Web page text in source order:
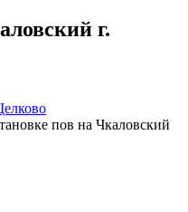
г.
пов на Чкаловский